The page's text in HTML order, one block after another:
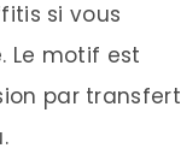
si vous
Le motif est
par transfert